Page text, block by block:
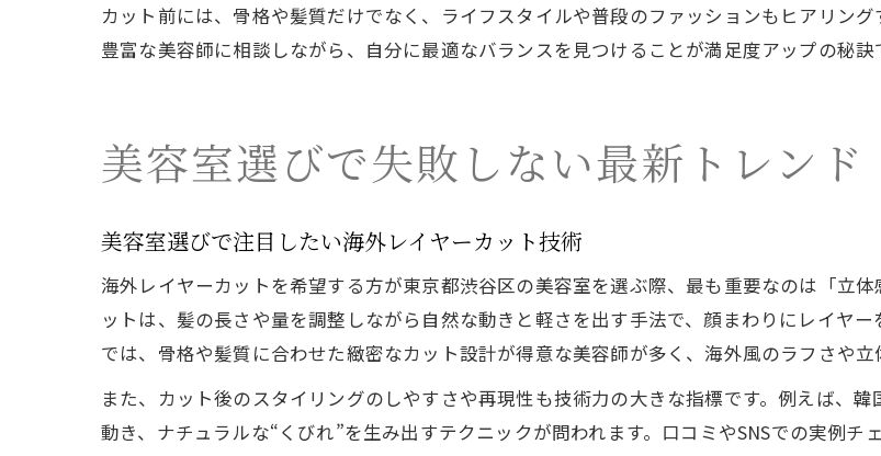
カット前には、骨格や髪質だけでなく、ライフスタイルや普段のファッションもヒアリン
豊富な美容師に相談しながら、自分に最適なバランスを見つけることが満足度アップの秘訣
美容室選びで失敗しない最新トレンド
美容室選びで注目したい海外レイヤーカット技術
海外レイヤーカットを希望する方が東京都渋谷区の美容室を選ぶ際、最も重要なのは「立
ットは、髪の長さや量を調整しながら自然な動きと軽さを出す手法で、顔まわりにレイヤ
では、骨格や髪質に合わせた緻密なカット設計が得意な美容師が多く、海外風のラフさや立
また、カット後のスタイリングのしやすさや再現性も技術力の大きな指標です。例えば、
動き、ナチュラルな“くびれ”を生み出すテクニックが問われます。口コミやSNSでの実例